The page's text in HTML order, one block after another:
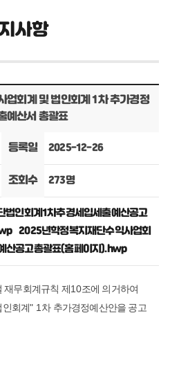
사항
업회계 및 법인회계 1차 추가경정
예산서 총괄표
등록일 2025-12-26
조회수 273명
인회계1차추경세입세출예산공고
2025년학정복지재단수익사업회
산공고총괄표(홈페이지).hwp
재무회계규칙 제10조에 의거하여
인회계" 1 차 추가경정예산안을 공고